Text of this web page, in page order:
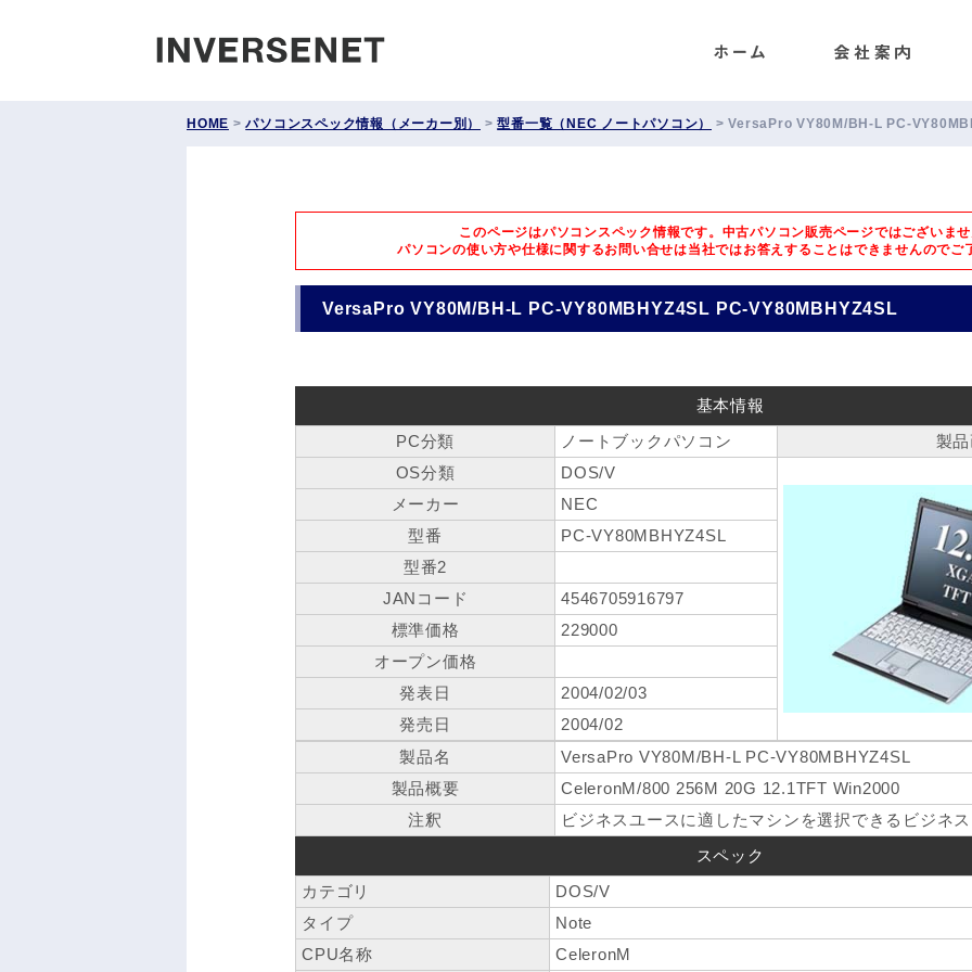
HOME >パソコンスペック情報（メーカー別） >型番一覧（NEC ノートパソコン） >VersaPro VY80M/BH-L PC-
このページはパソコンスペック情報です。中古パソコン販売ページではございま
パソコンの使い方や仕様に関するお問い合せは当社ではお答えすることはできませんのでご
VersaPro VY80M/BH-L PC-VY80MBHYZ4SL PC-VY80MBHYZ4SL
基本情報
PC分類
ノートブックパソコン
製
OS分類
DOS/V
メーカー
NEC
型番
PC-VY80MBHYZ4SL
型番2
JANコード
4546705916797
標準価格
229000
オープン価格
発表日
2004/02/03
発売日
2004/02
製品名
VersaPro VY80M/BH-L PC-VY80MBHYZ4SL
製品概要
CeleronM/800 256M 20G 12.1TFT Win2000
注釈
ビジネスユースに適したマシンを選択できるビジネ
スペック
カテゴリ
DOS/V
タイプ
Note
CPU名称
CeleronM